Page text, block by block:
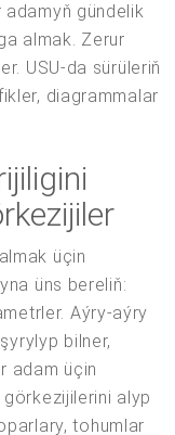
gündelik
almak. Zerur
USU-da sürüleriň
diagrammalar
üçin
üns bereliň:
Aýry-aýry
bilner,
adam üçin
alyp
tohumlar